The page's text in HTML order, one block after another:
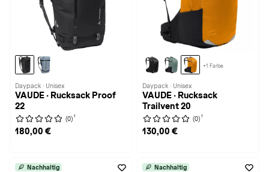
Daypack · Unisex
VAUDE · Rucksack Proof
22
(0) 1
180,00 €
+1 Farbe
Daypack · Unisex
VAUDE · Rucksack
Trailvent 20
(0) 1
130,00 €
Nachhaltig Nachhaltig